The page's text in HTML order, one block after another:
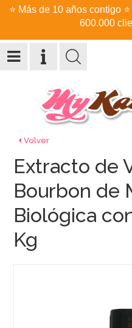
⭐ Más de 10 años contigo ⭐
600.000
Volver
Extracto de
Bourbon de
Biológica
Kg